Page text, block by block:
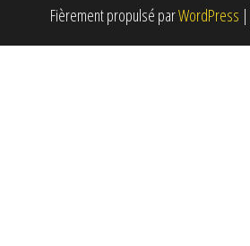
Fièrement propulsé parWordPress |